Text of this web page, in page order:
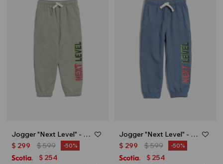
Jogger "Next Level" - Verde oliva
$ 299 $599 50
$ 254
Jogger "Next Level" - Azul
$ 299 $599 50
$ 254